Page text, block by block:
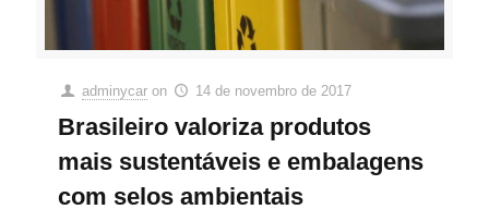
adminycar on 14 de novembro de 2017
Brasileiro valoriza produtos
mais sustentáveis e embalagens
com selos ambientais